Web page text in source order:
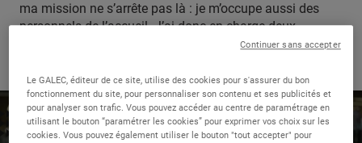
ma mission ne s’arrête pas là : je m’occupe aussi des
personnels de l’accueil. J’ai donc en charge deux
équipes importantes pour la fidélisation des clients en
Le GALEC, éditeur de ce site, utilise des cookies pour s'assurer du bon
fonctionnement du site, pour personnaliser son contenu et ses publicités et
pour analyser son trafic. Vous pouvez accéder au centre de paramétrage en
utilisant le bouton “paramétrer les cookies” pour exprimer vos choix sur les
cookies. Vous pouvez également utiliser le bouton "tout accepter" pour
Continuer sans accepter